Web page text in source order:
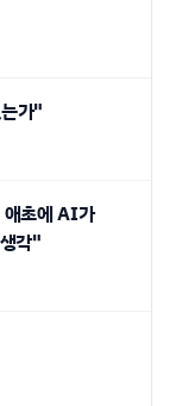
가"
애초에 AI가
각"